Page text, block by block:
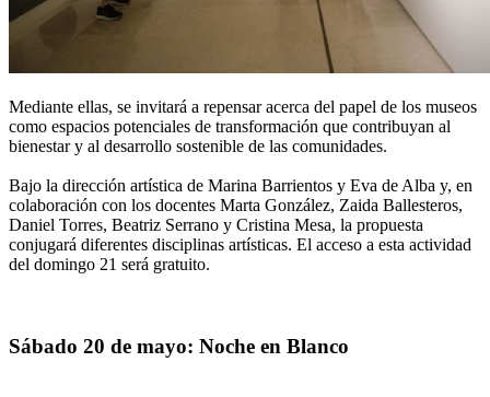
Mediante ellas, se invitará a repensar acerca del papel de los museos
como espacios potenciales de transformación que contribuyan al
bienestar y al desarrollo sostenible de las comunidades.
Bajo la dirección artística de Marina Barrientos y Eva de Alba y, en
colaboración con los docentes Marta González, Zaida Ballesteros,
Daniel Torres, Beatriz Serrano y Cristina Mesa, la propuesta
conjugará diferentes disciplinas artísticas. El acceso a esta actividad
del domingo 21 será gratuito.
Sábado 20 de mayo: Noche en Blanco